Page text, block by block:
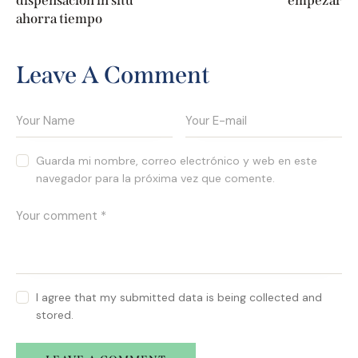
ahorra tiempo
Leave A Comment
Guarda mi nombre, correo electrónico y web en este
navegador para la próxima vez que comente.
I agree that my submitted data is being collected and
stored.